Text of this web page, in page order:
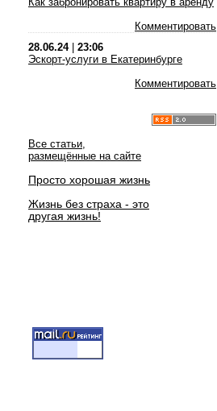
Комментировать
28.06.24| 23:06
Эскорт-услуги в Екатеринбурге
Комментировать
Все статьи,
размещённые на сайте
Просто хорошая жизнь
Жизнь без страха - это
другая жизнь!